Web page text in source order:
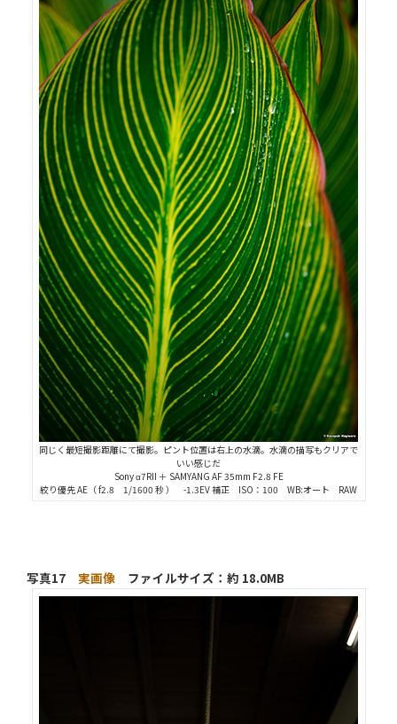
同じく最短撮影距離にて撮影。ピント位置は右上の水滴。水滴の描写もクリアで
いい感じだ
Sony α7RII ＋ SAMYANG AF 35mm F2.8 FE
絞り優先 AE（ f2.8 1/1600 秒 ） -1.3EV 補正 ISO：100 WB:オート RAW
写真17 実画像 ファイルサイズ：約 18.0MB